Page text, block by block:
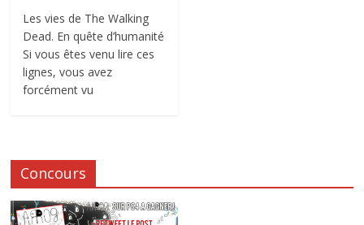
Les vies de The Walking
Dead. En quête d’humanité
Si vous êtes venu lire ces
lignes, vous avez
forcément vu
Concours